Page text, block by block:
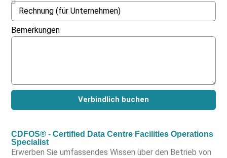
Bemerkungen
Verbindlich buchen
CDFOS® - Certified Data Centre Facilities Operations
Specialist
Erwerben Sie umfassendes Wissen über den Betrieb von